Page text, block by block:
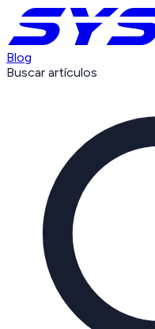
Blog
Buscar artículos